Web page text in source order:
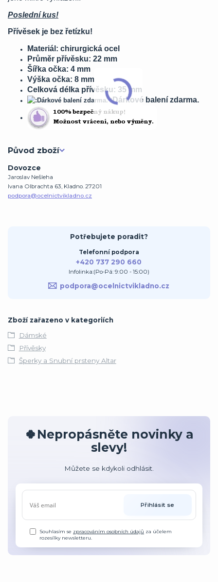
Poslední kus!
Přívěsek je bez řetízku!
Materiál: chirurgická ocel
Průměr přívěsku: 22 mm
Šířka očka: 4 mm
Výška očka: 8 mm
Celková délka přívěsku: 35 mm
:Dárkové balení zdarma.
Původ zboží
Dovozce
Jaroslav Nešleha
Ivana Olbrachta 63, Kladno. 27201
podpora@ocelnictvikladno.cz
Potřebujete poradit?
Telefonní podpora
+420 737 290 660
Infolinka:(Po-Pá: 9:00 - 15:00)
podpora@ocelnictvikladno.cz
Zboží zařazeno v kategoriích
Dámské
Přívěsky
Šperky a Snubní prsteny Altar
🍀Nepropásněte novinky a
slevy!
Můžete se kdykoli odhlásit.
Přihlásit se
Souhlasím se zpracováním osobních údajů za účelem
rozesílky newsletteru.